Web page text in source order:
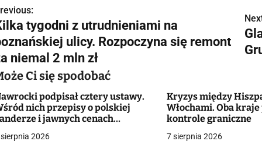
tygodni z utrudnieniami na
ulicy. Rozpoczyna się remont
niemal 2 mln zł
Ci się spodobać
podpisał cztery ustawy.
nich przepisy o polskiej
i jawnych cenach
2026
Kryzys między
Włochami. Oba
kontrole graniczne
7 sierpnia 2026